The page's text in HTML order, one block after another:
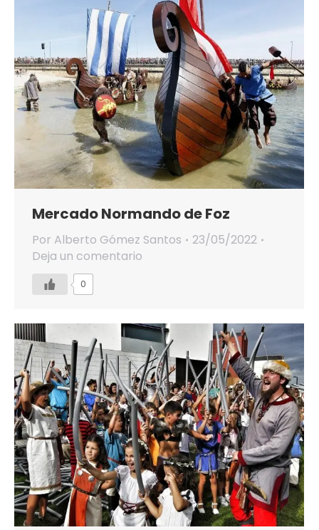
Mercado Normando de Foz
Por Alberto Gómez Santos
23/05/2022
Deja un comentario
0